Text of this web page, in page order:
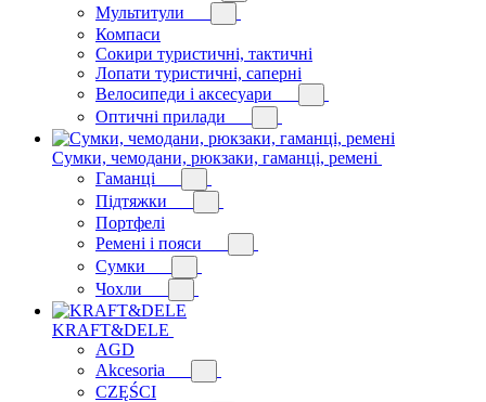
Мультитули
Компаси
Сокири туристичні, тактичні
Лопати туристичні, саперні
Велосипеди і аксесуари
Оптичні прилади
Сумки, чемодани, рюкзаки, гаманці, ремені
Гаманці
Підтяжки
Портфелі
Ремені і пояси
Сумки
Чохли
KRAFT&DELE
AGD
Akcesoria
CZĘŚCI